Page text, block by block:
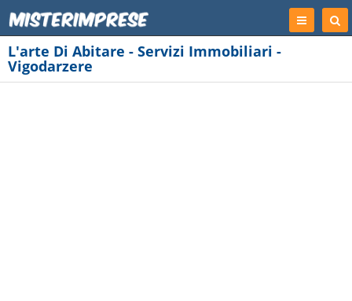
Registrati
L'arte Di Abitare - Servizi Immobiliari -
Vigodarzere